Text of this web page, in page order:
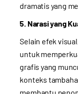
dramatis yang
5. Narasi yang
Selain efek
untuk
grafis yang
konteks
membantu